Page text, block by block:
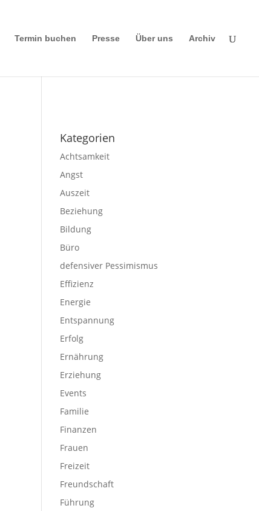
Termin buchen Presse Über uns Archiv
Kategorien
Achtsamkeit
Angst
Auszeit
Beziehung
Bildung
Büro
defensiver Pessimismus
Effizienz
Energie
Entspannung
Erfolg
Ernährung
Erziehung
Events
Familie
Finanzen
Frauen
Freizeit
Freundschaft
Führung